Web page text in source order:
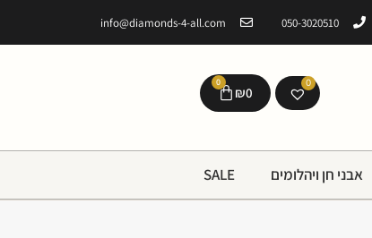
050-3020510
info@diamonds-4-all.com
0
₪0
0
אבני חן ויהלומים SALE